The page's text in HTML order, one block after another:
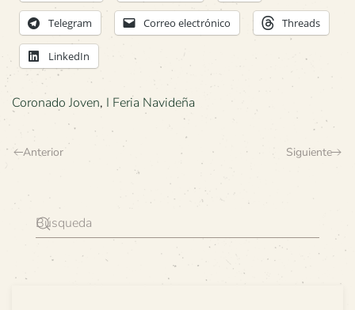
Telegram Correo electrónico Threads
LinkedIn
Coronado Joven, I Feria Navideña
Anterior Siguiente